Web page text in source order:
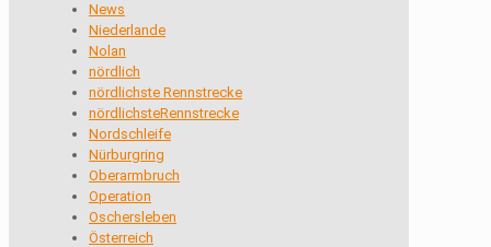
News
Niederlande
Nolan
nördlich
nördlichste Rennstrecke
nördlichsteRennstrecke
Nordschleife
Nürburgring
Oberarmbruch
Operation
Oschersleben
Österreich